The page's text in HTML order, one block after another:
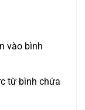
vào bình
từ bình chứa